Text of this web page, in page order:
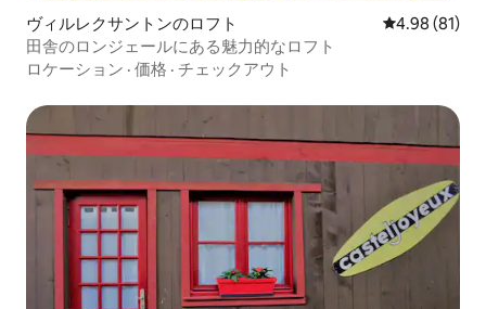
ヴィルレクサントンのロフト レビュー81
4.98 (81)
田舎のロンジェールにある魅力的なロフト
ロケーション · 価格 · チェックアウト